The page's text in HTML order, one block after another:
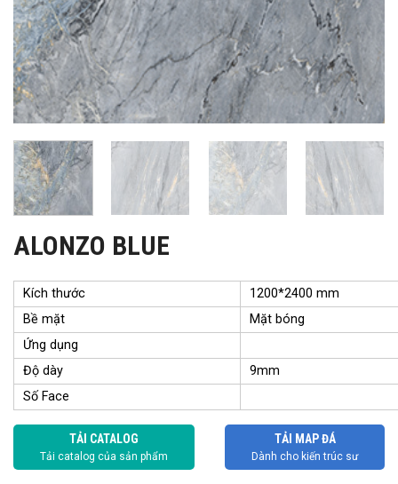
ALONZO BLUE
Kích thước
1200*2400 mm
Bề mặt
Mặt bóng
Ứng dụng
Độ dày
9mm
Số Face
TẢI CATALOG
Tải catalog của sản phẩm
TẢI MAP ĐÁ
Dành cho kiến trúc sư